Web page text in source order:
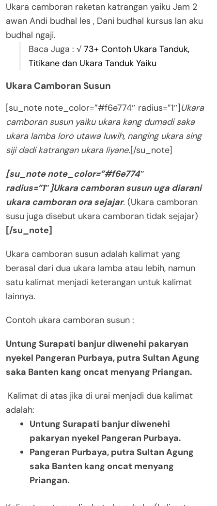
Ukara camboran raketan katrangan yaiku Jam 2
awan Andi budhal les , Dani budhal kursus lan aku
budhal ngaji.
Baca Juga : √ 73+ Contoh Ukara Tanduk,
Titikane dan Ukara Tanduk Yaiku
Ukara Camboran Susun
[su_note note_color=”#f6e774″ radius=”1″]Ukara
camboran susun yaiku ukara kang dumadi saka
ukara lamba loro utawa luwih, nanging ukara sing
siji dadi katrangan ukara liyane.[/su_note]
[su_note note_color=”#f6e774″
radius=”1″]Ukara camboran susun uga diarani
ukara camboran ora sejajar. (Ukara camboran
susu juga disebut ukara camboran tidak sejajar)
[/su_note]
Ukara camboran susun adalah kalimat yang
berasal dari dua ukara lamba atau lebih, namun
satu kalimat menjadi keterangan untuk kalimat
lainnya.
Contoh ukara camboran susun :
Untung Surapati banjur diwenehi pakaryan
nyekel Pangeran Purbaya, putra Sultan Agung
saka Banten kang oncat menyang Priangan.
Kalimat di atas jika di urai menjadi dua kalimat
adalah:
Untung Surapati banjur diwenehi
pakaryan nyekel Pangeran Purbaya.
Pangeran Purbaya, putra Sultan Agung
saka Banten kang oncat menyang
Priangan.